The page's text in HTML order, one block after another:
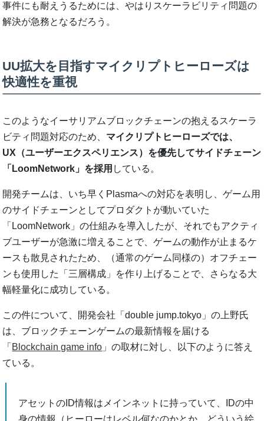
事件にも耐えうるためには、やはりスケーラビリティ問題の
解決が急務となるだろう。
UU拡大を目指すマイクリプトヒーローズは
快適性を重視
このようなイーサリアムブロックチェーンの抱えるスケーラ
ビティ問題対応のため、 マイクリプトヒーローズでは、
UX（ユーザーエクスペリエンス）を優先してサイドチェーン
「LoomNetwork」を採用 している。
開発チームは、いち早くPlasmaへの対応を表明し、ゲーム用
のサイドチェーンとしてプロダクトが動いていた
「LoomNetwork」の仕組みを導入したが、それでもアクティ
ブユーザーが急激に増えることで、ゲームの動作が止まるケ
ースも散見されたため、（通常のゲーム同様の）オフチェー
ンも使用した「三層構成」を作り上げることで、さらなる大
幅軽量化に成功している。
この件について、開発会社「double jump.tokyo」の上野氏
は、ブロックチェーンゲームの最新情報を届ける
「 Blockchain game info 」の取材に対し、以下のように答え
ている。
アセットのID情報はメインネットに持っていて、IDの中
身の情報（ヒーローはレベル何なのかとか、どういう絵